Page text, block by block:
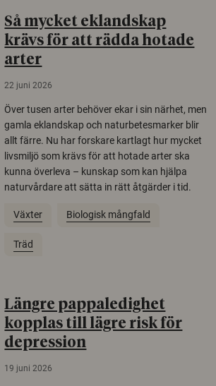
Så mycket eklandskap
krävs för att rädda hotade
arter
22 juni 2026
Över tusen arter behöver ekar i sin närhet, men
gamla eklandskap och naturbetesmarker blir
allt färre. Nu har forskare kartlagt hur mycket
livsmiljö som krävs för att hotade arter ska
kunna överleva – kunskap som kan hjälpa
naturvårdare att sätta in rätt åtgärder i tid.
Växter Biologisk mångfald
Träd
Längre pappaledighet
kopplas till lägre risk för
depression
19 juni 2026